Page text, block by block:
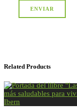
Related Products